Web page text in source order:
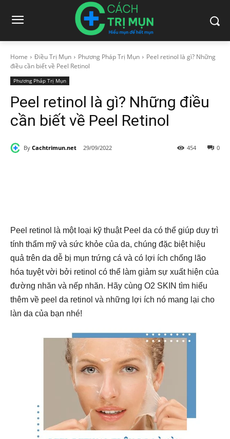
Home Điều Trị Mụn Phương Pháp Trị Mụn
Peel retinol là gì? Những
điều cần biết về Peel Retinol
Phương Pháp Trị Mụn
Peel retinol là gì? Những điều
cần biết về Peel Retinol
By Cachtrimun.net 29/09/2022 0
454
Peel retinol là một loại kỹ thuật Peel da có thể giúp duy trì
tính thẩm mỹ và sức khỏe của da, chúng đặc biệt hiệu
quả trên da dễ bị mụn trứng cá và có lợi ích chống lão
hóa tuyệt vời bởi retinol có thể làm giảm sự xuất hiện của
đường nhăn và nếp nhăn. Hãy cùng O2 SKIN tìm hiểu
thêm về peel da retinol và những lợi ích nó mang lại cho
làn da của bạn nhé!